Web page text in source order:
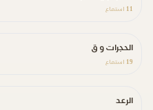
11 استماع
الحجرات و ق
19 استماع
الرعد